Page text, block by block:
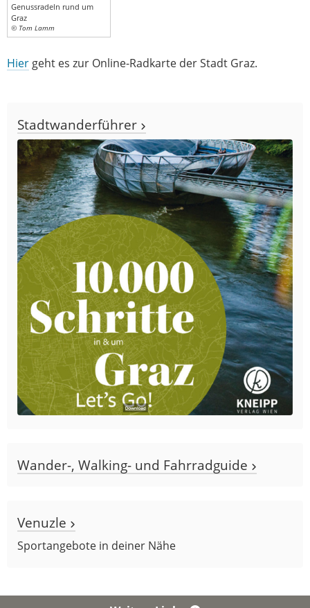
Genussradeln rund um
Graz
© Tom Lamm
Hier geht es zur Online-Radkarte der Stadt Graz.
Stadtwanderführer
Wander-, Walking- und Fahrradguide
Venuzle
Sportangebote in deiner Nähe